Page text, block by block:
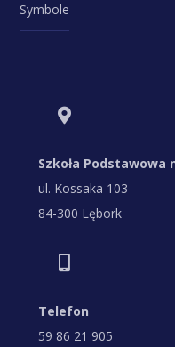
Symbole
Szkoła Podstawowa
ul. Kossaka 103
84-300 Lębork
Telefon
59 86 21 905